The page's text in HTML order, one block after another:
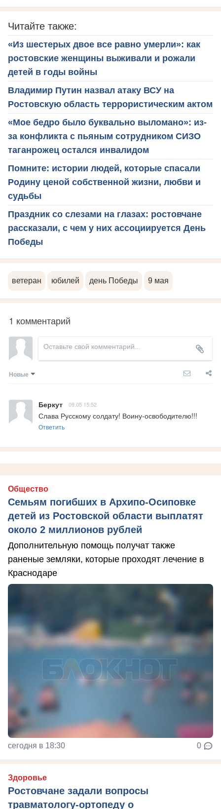
Читайте также:
«Из шестерых двое все равно умерли»: как
ростовские женщины выживали и рожали
детей в годы войны
Владимир Путин назвал атаку ВСУ на
Ростовскую область террористическим актом
«Мое бедро было буквально выломано»: из-
за конфликта с пьяным сотрудником СИЗО
таганрожец остался инвалидом
Помните: истории людей, которые спасали
Родину ценой собственной жизни, любви и
судьбы
Праздник со слезами на глазах: ростовчане
рассказали, с чем у них ассоциируется День
Победы
ветеран юбилей день Победы 9 мая
1 комментарий
Новые
Беркут 09.05 15:52
Слава Русскому солдату! Воину-освободителю!!!
Ответить
Общество
Семьям погибших в Архипо-Осиповке
детей из Ростовской области выплатят
около 2 миллионов рублей
Дополнительную помощь получат также
раненые земляки, которые проходят лечение в
Краснодаре
сегодня в 18:30 0
Здоровье
Ростовчане задали вопросы
травматологу-ортопеду о